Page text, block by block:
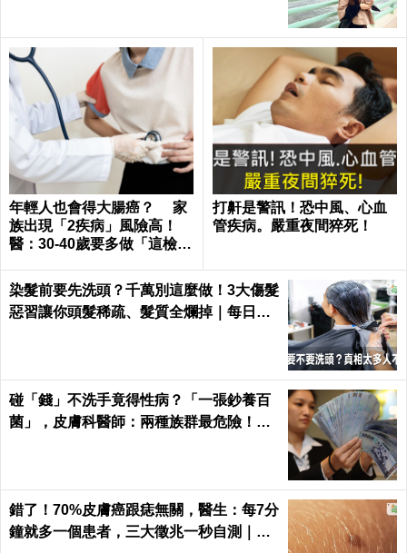
年輕人也會得大腸癌？ 家
族出現「2疾病」風險高！
醫：30-40歲要多做「這檢
打鼾是警訊！恐中風、心血
管疾病。嚴重夜間猝死！
染髮前要先洗頭？千萬別這麼做！3大傷髮
惡習讓你頭髮稀疏、髮質全爛掉｜每日健
碰「錢」不洗手竟得性病？「一張鈔養百
菌」，皮膚科醫師：兩種族群最危險！｜
錯了！70%皮膚癌跟痣無關，醫生：每7分
鐘就多一個患者，三大徵兆一秒自測｜每